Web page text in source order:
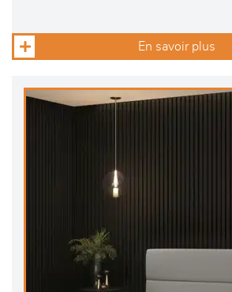
En savoir plus